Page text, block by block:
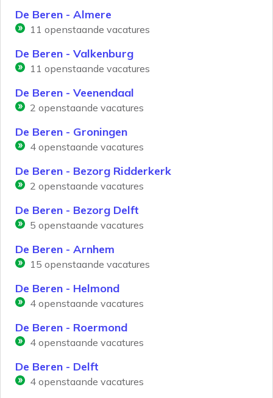
De Beren - Almere
11 openstaande vacatures
De Beren - Valkenburg
11 openstaande vacatures
De Beren - Veenendaal
2 openstaande vacatures
De Beren - Groningen
4 openstaande vacatures
De Beren - Bezorg Ridderkerk
2 openstaande vacatures
De Beren - Bezorg Delft
5 openstaande vacatures
De Beren - Arnhem
15 openstaande vacatures
De Beren - Helmond
4 openstaande vacatures
De Beren - Roermond
4 openstaande vacatures
De Beren - Delft
4 openstaande vacatures